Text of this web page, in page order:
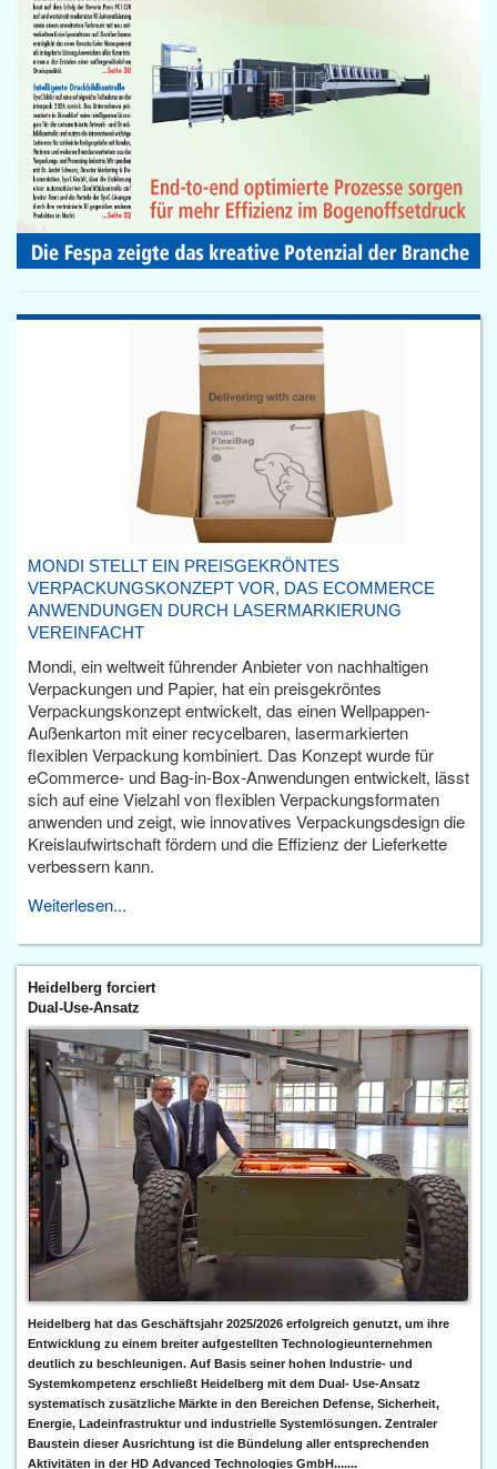
MONDI STELLT EIN PREISGEKRÖNTES
VERPACKUNGSKONZEPT VOR, DAS ECOMMERCE
ANWENDUNGEN DURCH LASERMARKIERUNG
VEREINFACHT
Mondi, ein weltweit führender Anbieter von nachhaltigen
Verpackungen und Papier, hat ein preisgekröntes
Verpackungskonzept entwickelt, das einen Wellpappen-
Außenkarton mit einer recycelbaren, lasermarkierten
flexiblen Verpackung kombiniert. Das Konzept wurde für
eCommerce- und Bag-in-Box-Anwendungen entwickelt, lässt
sich auf eine Vielzahl von flexiblen Verpackungsformaten
anwenden und zeigt, wie innovatives Verpackungsdesign die
Kreislaufwirtschaft fördern und die Effizienz der Lieferkette
verbessern kann.
Weiterlesen...
Heidelberg forciert
Dual-Use-Ansatz
Heidelberg hat das Geschäftsjahr 2025/2026 erfolgreich genutzt, um ihre
Entwicklung zu einem breiter aufgestellten Technologieunternehmen
deutlich zu beschleunigen. Auf Basis seiner hohen Industrie- und
Systemkompetenz erschließt Heidelberg mit dem Dual- Use-Ansatz
systematisch zusätzliche Märkte in den Bereichen Defense, Sicherheit,
Energie, Ladeinfrastruktur und industrielle Systemlösungen. Zentraler
Baustein dieser Ausrichtung ist die Bündelung aller entsprechenden
Aktivitäten in der HD Advanced Technologies GmbH.......